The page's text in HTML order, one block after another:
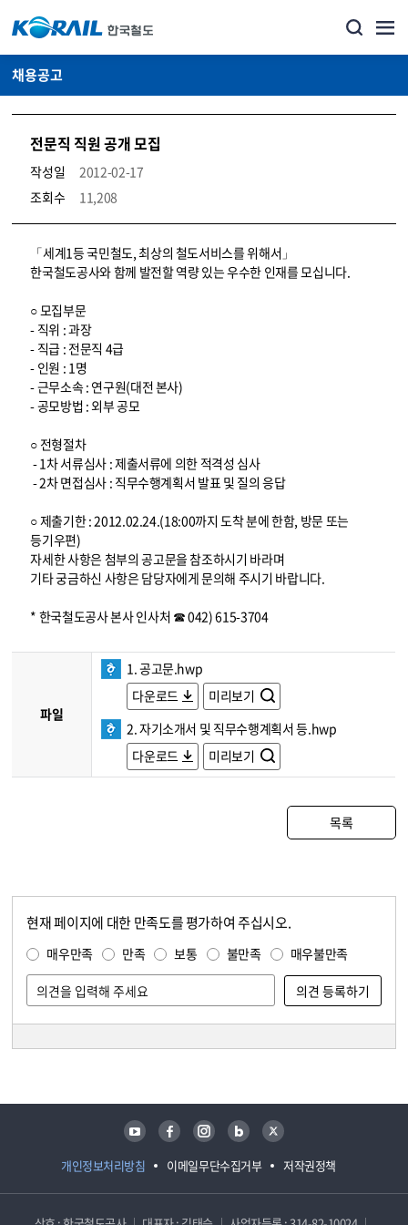
채용공고
전문직 직원 공개 모집
작성일
2012-02-17
조회수
11,208
코레일소개_경영공시_채용공고 상세보기 – 내용, 파일, 담당자 연락처로 구성
「세계1등 국민철도, 최상의 철도서비스를 위해서」
한국철도공사와 함께 발전할 역량 있는 우수한 인재를 모십니다.
○ 모집부문
- 직위 : 과장
- 직급 : 전문직 4급
- 인원 : 1명
- 근무소속 : 연구원(대전 본사)
- 공모방법 : 외부 공모
○ 전형절차
- 1차 서류심사 : 제출서류에 의한 적격성 심사
- 2차 면접심사 : 직무수행계획서 발표 및 질의 응답
○ 제출기한 : 2012.02.24.(18:00까지 도착 분에 한함, 방문 또는
등기우편)
자세한 사항은 첨부의 공고문을 참조하시기 바라며
기타 궁금하신 사항은 담당자에게 문의해 주시기 바랍니다.
* 한국철도공사 본사 인사처 ☎ 042) 615-3704
파일
1. 공고문.hwp
다운로드
미리보기
2. 자기소개서 및 직무수행계획서 등.hwp
다운로드
미리보기
목록
현재 페이지에 대한 만족도를 평가하여 주십시오.
매우만족 만족 보통 불만족 매우불만족
개인정보처리방침 이메일무단수집거부 저작권정책
유튜브 페이스북 인스타그램 블로그 트위터